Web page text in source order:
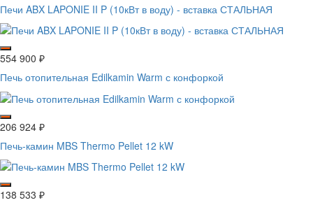
Печи ABX LAPONIE II P (10кВт в воду) - вставка СТАЛЬНАЯ
554 900 ₽
Печь отопительная Edilkamin Warm с конфоркой
206 924 ₽
Печь-камин MBS Thermo Pellet 12 kW
138 533 ₽